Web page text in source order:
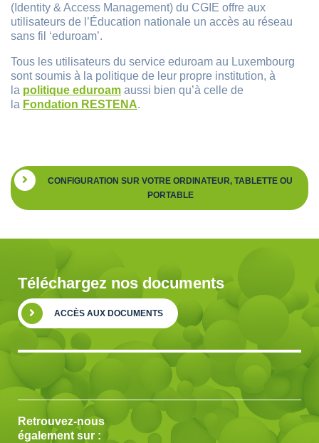
(Identity & Access Management) du CGIE offre aux
utilisateurs de l’Éducation nationale un accès au réseau
sans fil ‘eduroam’.
Tous les utilisateurs du service eduroam au Luxembourg
sont soumis à la politique de leur propre institution, à
la politique eduroam aussi bien qu’à celle de
la Fondation RESTENA.
CONFIGURATION SUR VOTRE ORDINATEUR, TABLETTE OU
PORTABLE
Téléchargez nos documents
ACCÈS AUX DOCUMENTS
Retrouvez-nous
également sur :